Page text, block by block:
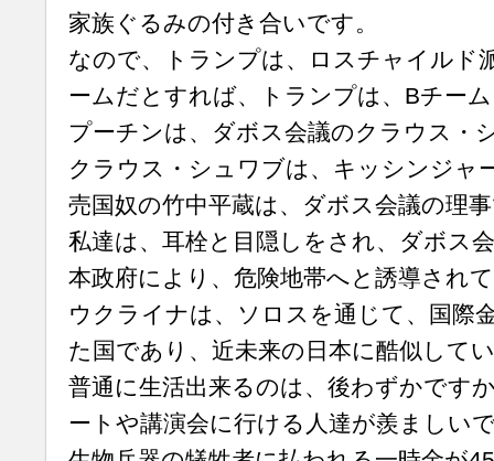
家族ぐるみの付き合いです。
なので、トランプは、ロスチャイルド
ームだとすれば、トランプは、Bチー
プーチンは、ダボス会議のクラウス・
クラウス・シュワブは、キッシンジャ
売国奴の竹中平蔵は、ダボス会議の理
私達は、耳栓と目隠しをされ、ダボス
本政府により、危険地帯へと誘導され
ウクライナは、ソロスを通じて、国際
た国であり、近未来の日本に酷似して
普通に生活出来るのは、後わずかです
ートや講演会に行ける人達が羨ましい